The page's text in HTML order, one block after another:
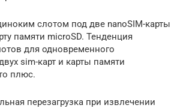
слотом под две nanoSIM-карты
памяти microSD. Тенденция
для одновременного
sim-карт и карты памяти
плюс.
перезагрузка при извлечении